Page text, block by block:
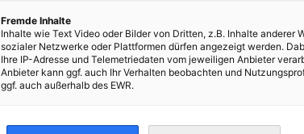
+351 213 211 213
Fremde Inhalte
Inhalte wie Text Video oder Bilder von Dritten, z.B. Inhalte anderer
sozialer Netzwerke oder Plattformen dürfen angezeigt werden.
Ihre IP-Adresse und Telemetriedaten vom jeweiligen Anbieter
Anbieter kann ggf. auch Ihr Verhalten beobachten und
ggf. auch außerhalb des EWR.